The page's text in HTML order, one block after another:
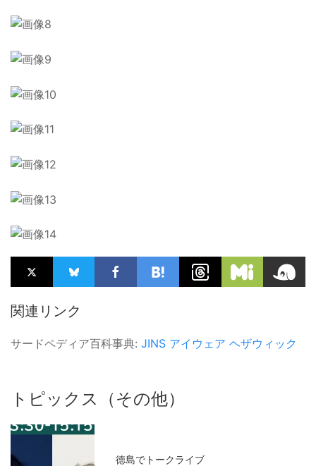
関連リンク
サードペディア百科事典: JINS アイウェア ヘザウィック
トピックス（その他）
徳島でトークライブ